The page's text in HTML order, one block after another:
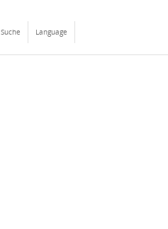
Suche Language